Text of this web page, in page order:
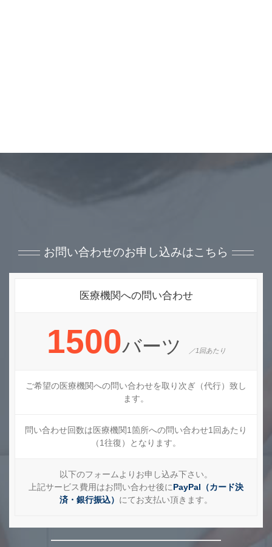
お問い合わせのお申し込みはこちら
医療機関への問い合わせ
1500バーツ ／1回あたり
ご希望の医療機関への問い合わせを取り次ぎ（代行）致し
ます。
問い合わせ回数は医療機関1箇所への問い合わせ1回あたり
（1往復）となります。
以下のフォームよりお申し込み下さい。
上記サービス費用はお問い合わせ後にPayPal（カード決
済・銀行振込） にてお支払い頂きます。